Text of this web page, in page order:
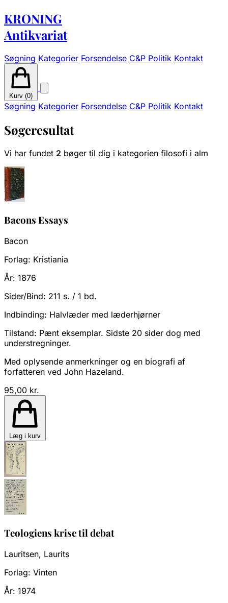
KRONING
Antikvariat
Søgning Kategorier Forsendelse C&P Politik Kontakt
Kurv (0)
Søgning Kategorier Forsendelse C&P Politik Kontakt
Søgeresultat
Vi har fundet 2 bøger til dig i kategorien filosofi i alm
Bacons Essays
Bacon
Forlag: Kristiania
År: 1876
Sider/Bind: 211 s. / 1 bd.
Indbinding: Halvlæder med læderhjørner
Tilstand: Pænt eksemplar. Sidste 20 sider dog med
understregninger.
Med oplysende anmerkninger og en biografi af
forfatteren ved John Hazeland.
95,00 kr.
Læg i kurv
Teologiens krise til debat
Lauritsen, Laurits
Forlag: Vinten
År: 1974